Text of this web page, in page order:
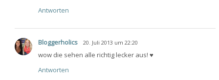
Antworten
Bloggerholics 20. Juli 2013 um 22:20
wow die sehen alle richtig lecker aus! ♥
Antworten